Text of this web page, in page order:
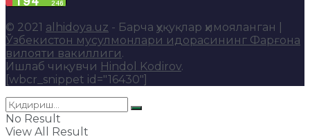
© 2021 alhidoya.uz - Барча ҳуқуқлар ҳимояланган |
Ўзбекистон мусулмонлари идорасининг Фарғона
вилояти вакиллиги.
Ишлаб чиқувчи Hindol Kodirov.
[wbcr_snippet id="16430"]
No Result
View All Result